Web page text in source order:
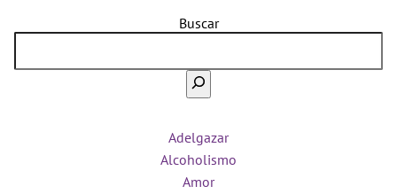
Buscar
Adelgazar
Alcoholismo
Amor